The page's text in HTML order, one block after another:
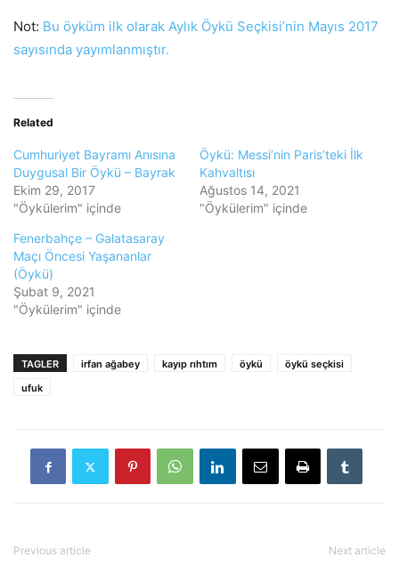
Not: Bu öyküm ilk olarak Aylık Öykü Seçkisi’nin Mayıs 2017
sayısında yayımlanmıştır.
Related
Cumhuriyet Bayramı Anısına
Duygusal Bir Öykü – Bayrak
Ekim 29, 2017
"Öykülerim" içinde
Öykü: Messi’nin Paris’teki İlk
Kahvaltısı
Ağustos 14, 2021
"Öykülerim" içinde
Fenerbahçe – Galatasaray
Maçı Öncesi Yaşananlar
(Öykü)
Şubat 9, 2021
"Öykülerim" içinde
TAGLER irfan ağabey kayıp rıhtım öykü
öykü seçkisi
ufuk
Previous article Next article